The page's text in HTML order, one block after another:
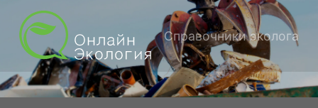
Справочники эколога